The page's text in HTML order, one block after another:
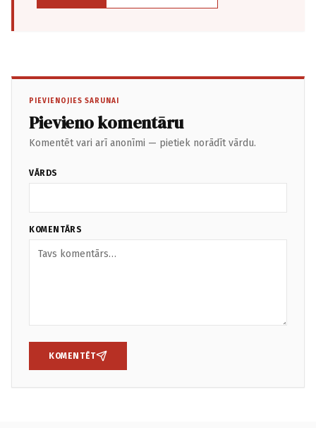
PIEVIENOJIES SARUNAI
Pievieno komentāru
Komentēt vari arī anonīmi — pietiek norādīt vārdu.
VĀRDS
KOMENTĀRS
KOMENTĒT